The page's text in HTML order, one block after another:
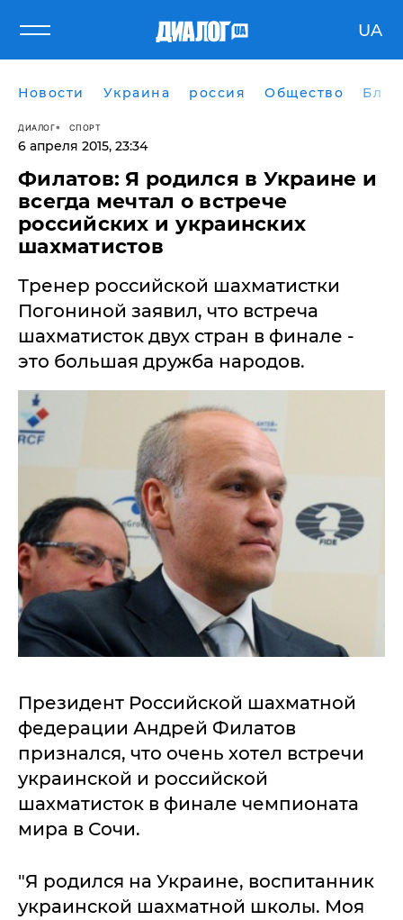
UA
Новости Украина россия Общество
ДИАЛОГ СПОРТ
6 апреля 2015, 23:34
Филатов: Я родился в Украине и
всегда мечтал о встрече
российских и украинских
шахматистов
Тренер российской шахматистки
Погониной заявил, что встреча
шахматисток двух стран в финале -
это большая дружба народов.
Президент Российской шахматной
федерации Андрей Филатов
признался, что очень хотел встречи
украинской и российской
шахматисток в финале чемпионата
мира в Сочи.
"Я родился на Украине, воспитанник
украинской шахматной школы. Моя